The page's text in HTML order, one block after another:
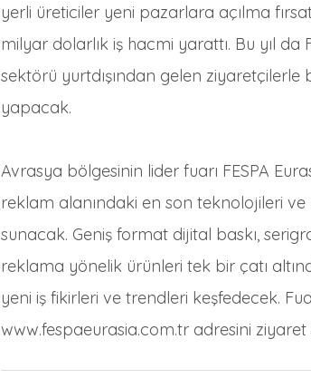
yerli üreticiler yeni pazarlara açılma
milyar dolarlık iş hacmi yarattı. Bu yıl da
sektörü yurtdışından gelen ziyaretçilerle
yapacak.
Avrasya bölgesinin lider fuarı FESPA
reklam alanındaki en son teknolojileri
sunacak. Geniş format dijital baskı,
reklama yönelik ürünleri tek bir çatı
yeni iş fikirleri ve trendleri keşfedecek.
www.fespaeurasia.com.tr adresini